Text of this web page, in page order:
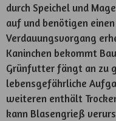
durch Speichel und
auf und benötigen
Verdauungsvorgang
Kaninchen bekommt
Grünfutter fängt an zu
lebensgefährliche
weiteren enthält
kann Blasengrieß